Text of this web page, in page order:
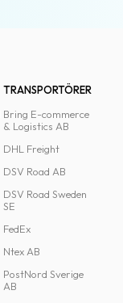
TRANSPORTÖRER
Bring E-commerce
& Logistics AB
DHL Freight
DSV Road AB
DSV Road Sweden
SE
FedEx
Ntex AB
PostNord Sverige
AB